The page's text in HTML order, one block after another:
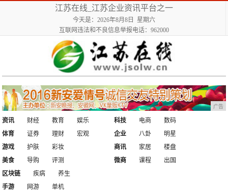
江苏在线_江苏企业资讯平台之一
今天是：2026年8月8日 星期六
互联网违法和不良信息举报电话：962000
广告
资讯 财经 教育
娱乐
体育
证券 理财 宏观
科技 电商
数码
企业
八卦
明星
游戏
护肤
彩妆
美食
导购 评测
商讯 家居
楼盘
微商
课程
出国
区块链
疾病
养生
手游
网游 单机